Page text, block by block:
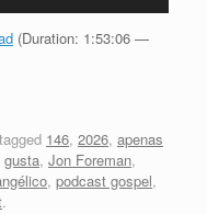
(Duration: 1:53:06 —
146, 2026, apenas
gusta, Jon Foreman,
, podcast gospel,
.